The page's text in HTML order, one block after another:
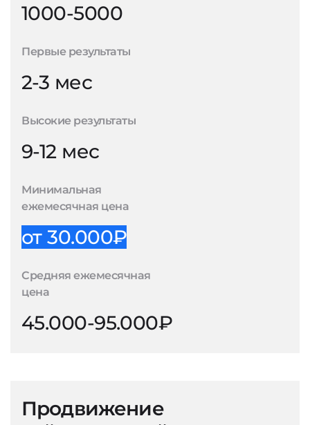
1000-5000
Первые результаты
2-3 мес
Высокие результаты
9-12 мес
Минимальная
ежемесячная цена
от 30.000₽
Средняя ежемесячная
цена
45.000-95.000₽
Продвижение